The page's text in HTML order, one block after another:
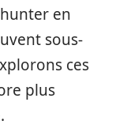
en
sous-
ces
plus